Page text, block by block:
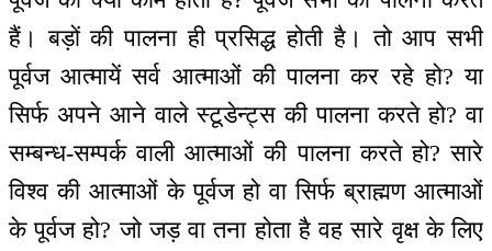
हैं। बड़ों की पालना ही प्रसिद्ध होती है। तो आप सभी
पूर्वज आत्मायें सर्व आत्माओं की पालना कर रहे हो? या
सिर्फ अपने आने वाले स्टूडेन्ट्स की पालना करते हो? वा
सम्बन्ध-सम्पर्क वाली आत्माओं की पालना करते हो? सारे
विश्व की आत्माओं के पूर्वज हो वा सिर्फ ब्राह्मण आत्माओं
के पूर्वज हो? जो जड़ वा तना होता है वह सारे वृक्ष के लिए